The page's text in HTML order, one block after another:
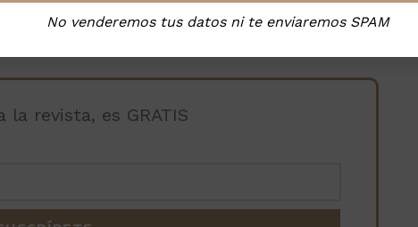
las noticias en tu móvil
la revista, es GRATIS
No venderemos tus datos ni te enviaremos SPAM